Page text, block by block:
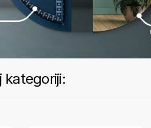
kategoriji: